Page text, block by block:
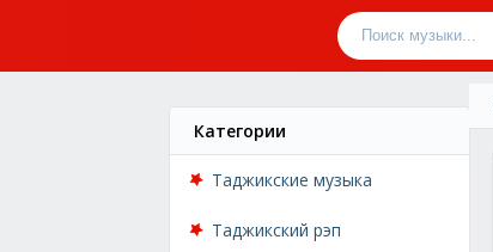
Категории
Таджикские музыка
Таджикский рэп